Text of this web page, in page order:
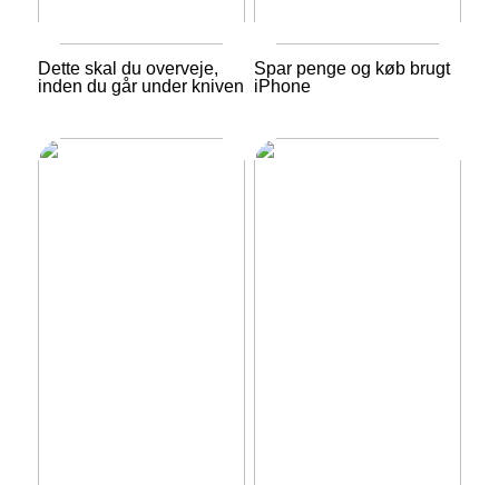
Dette skal du overveje,
inden du går under kniven
Spar penge og køb brugt
iPhone